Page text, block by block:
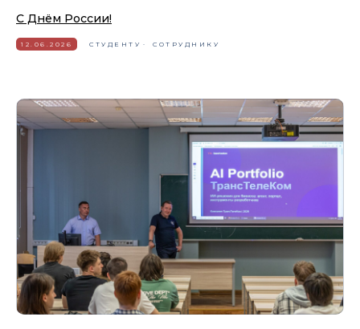
С Днём России!
12.06.2026 СТУДЕНТУ СОТРУДНИКУ